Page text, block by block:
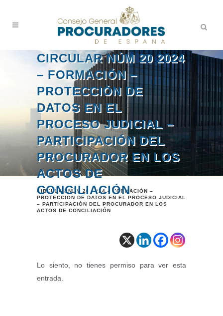
CIRCULAR NÚM 20 2024
– FORMACIÓN –
PROTECCIÓN DE
DATOS EN EL
PROCESO JUDICIAL –
PARTICIPACIÓN DEL
PROCURADOR EN LOS
ACTOS DE
CONCILIACIÓN
CIRCULAR NÚM 20 2024 – FORMACIÓN –
PROTECCIÓN DE DATOS EN EL PROCESO JUDICIAL
– PARTICIPACIÓN DEL PROCURADOR EN LOS
ACTOS DE CONCILIACIÓN
Lo siento, no tienes permiso para ver esta
entrada.